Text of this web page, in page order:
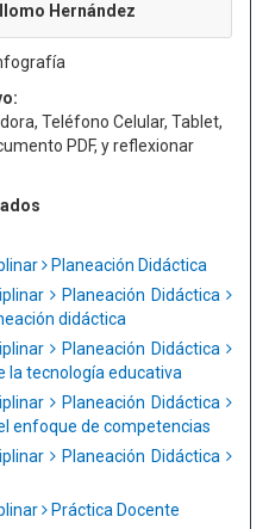
Hernández
Teléfono Celular, Tablet,
PDF, y reflexionar
Planeación Didáctica
Planeación Didáctica
didáctica
Planeación Didáctica
la tecnología educativa
Planeación Didáctica
enfoque de competencias
Planeación Didáctica
Práctica Docente